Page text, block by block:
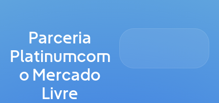
Parceria
Platinumcom
o Mercado
Livre